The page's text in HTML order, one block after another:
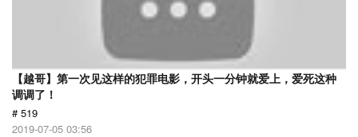
【越哥】第一次见这样的犯罪电影，开头一分钟就爱上，爱死这种
调调了！
# 519
2019-07-05 03:56